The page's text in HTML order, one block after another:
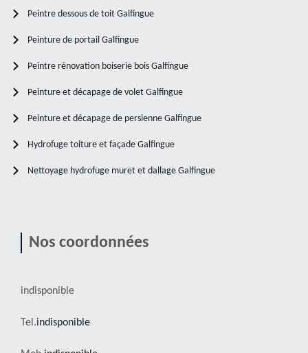
Peintre dessous de toit Galfingue
Peinture de portail Galfingue
Peintre rénovation boiserie bois Galfingue
Peinture et décapage de volet Galfingue
Peinture et décapage de persienne Galfingue
Hydrofuge toiture et façade Galfingue
Nettoyage hydrofuge muret et dallage Galfingue
Nos coordonnées
indisponible
Tel.indisponible